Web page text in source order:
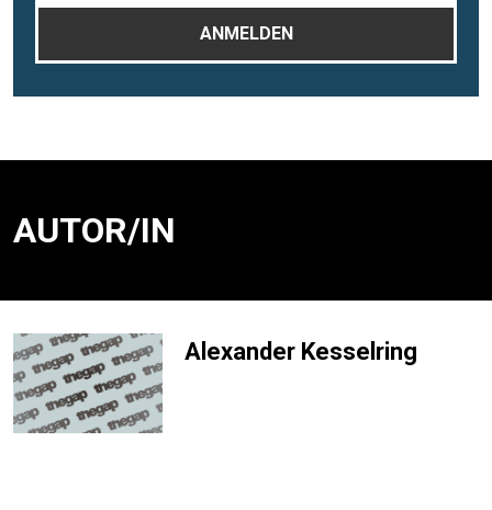
AUTOR/IN
Alexander Kesselring